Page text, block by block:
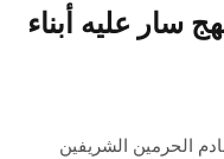
سار عليه أبناء
الحرمين الشريفين